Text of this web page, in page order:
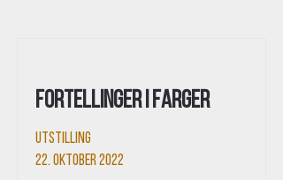
Fortellinger i farger
Utstilling
22. oktober 2022